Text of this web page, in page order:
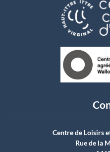
Centre de Loisirs
Rue de la